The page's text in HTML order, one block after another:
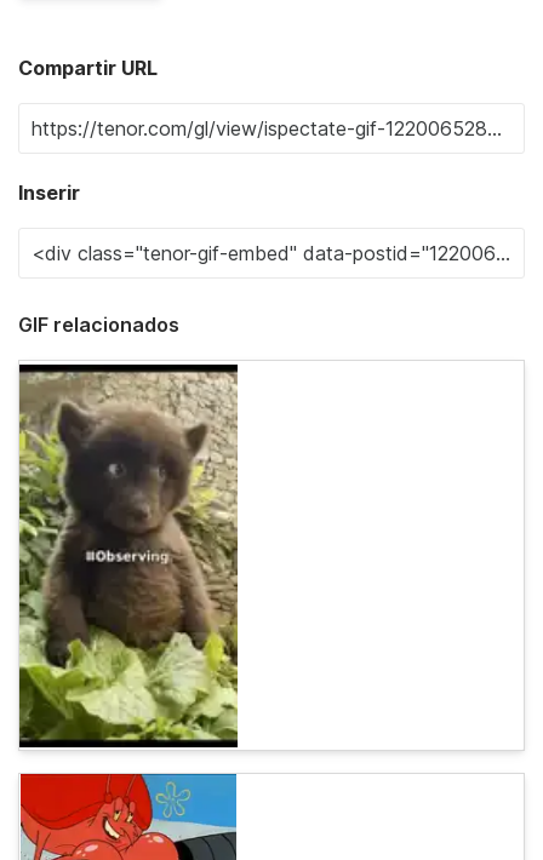
Compartir URL
Inserir
GIF relacionados